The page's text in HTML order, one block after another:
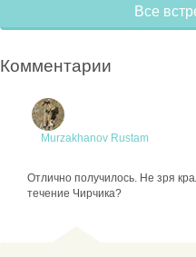
Все
Комментарии
Murzakhanov Rustam
Отлично получилось. Не зря
течение Чирчика?